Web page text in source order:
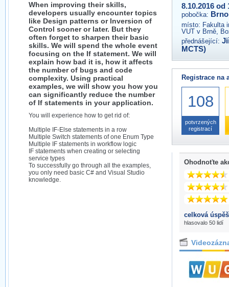
When improving their skills,
developers usually encounter topics
like Design patterns or Inversion of
Control sooner or later. But they
often forget to sharpen their basic
skills. We will spend the whole event
focusing on the If statement. We will
explain how bad it is, how it affects
the number of bugs and code
complexity. Using practical
examples, we will show you how you
can significantly reduce the number
of If statements in your application.
You will experience how to get rid of:
Multiple IF-Else statements in a row
Multiple Switch statements of one Enum Type
Multiple IF statements in workflow logic
IF statements when creating or selecting
service types
To successfully go through all the examples,
you only need basic C# and Visual Studio
knowledge.
8.10.2016 od
pobočka: Brno
místo: Fakulta
VUT v Brně,
přednášející:
MCTS)
Registrace na
108
potvrzených
registrací
Ohodnoťte
celková
hlasovalo 50 lidí